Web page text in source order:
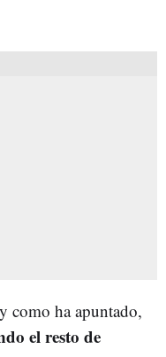
como ha apuntado,
el resto de